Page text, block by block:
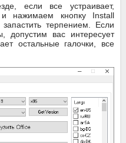
если все устраивает,
и нажимаем кнопку Install
терпением. Если
допустим вас интересует
остальные галочки, все